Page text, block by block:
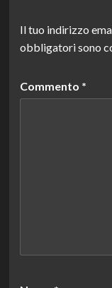
Il tuo indirizzo
obbligatori sono
Commento *